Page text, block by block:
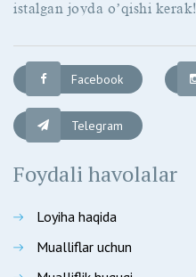
istalgan joyda oʼqishi kerak!
Facebook
Telegram
Foydali havolalar
Loyiha haqida
Mualliflar uchun